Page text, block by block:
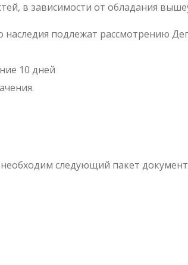
в зависимости от обладания
подлежат рассмотрению
10 дней
следующий пакет